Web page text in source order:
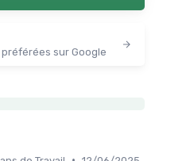
sur Google